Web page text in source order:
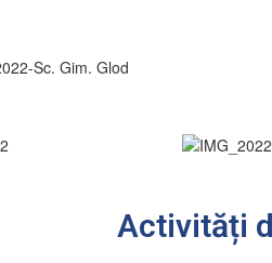
Activități